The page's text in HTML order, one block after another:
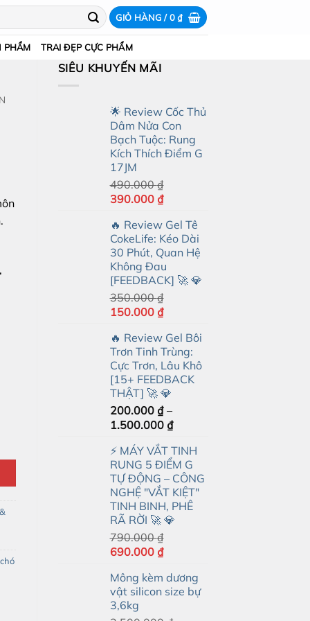
GIỎ HÀNG /0₫
PHẨM TRAI ĐẸP CỰC PHẨM
SIÊU KHUYẾN MÃI
🌟 Review Cốc Thủ
Dâm Nửa Con
Bạch Tuộc: Rung
Kích Thích Điểm G
17JM
490.000₫
Giá
là:
490.000 ₫.
390.000 ₫Giá
tại
là:
390.000 ₫.
🔥 Review Gel Tê
CokeLife: Kéo Dài
30 Phút, Quan Hệ
Không Đau
[FEEDBACK] 🚀 💎
350.000₫
Giá
là:
350.000 ₫.
150.000 ₫Giá
tại
là:
150.000 ₫.
🔥 Review Gel Bôi
Trơn Tinh Trùng:
Cực Trơn, Lâu Khô
[15+ FEEDBACK
THẬT] 🚀 💎
200.000 ₫ –
1.500.000 ₫Khoảng
từ
200.000 ₫
đến
1.500.000 ₫
⚡ MÁY VẮT TINH
RUNG 5 ĐIỂM G
TỰ ĐỘNG – CÔNG
NGHỆ "VẮT KIỆT"
TINH BINH, PHÊ
RÃ RỜI 🚀 💎
790.000₫
Giá
là:
790.000 ₫.
690.000 ₫Giá
tại
là:
Mông kèm dương
vật silicon size bự
3,6kg